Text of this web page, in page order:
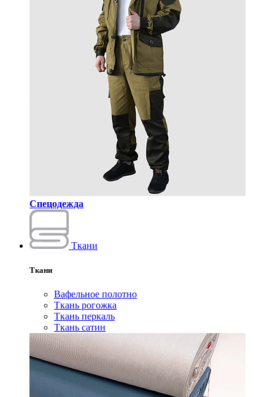
Спецодежда
Ткани
Ткани
Вафельное полотно
Ткань рогожка
Ткань перкаль
Ткань сатин